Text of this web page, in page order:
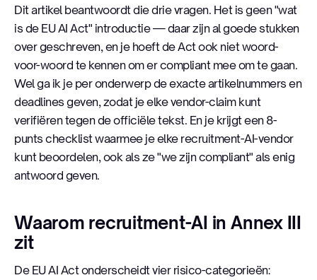
Dit artikel beantwoordt die drie vragen. Het is geen "wat
is de EU AI Act" introductie — daar zijn al goede stukken
over geschreven, en je hoeft de Act ook niet woord-
voor-woord te kennen om er compliant mee om te gaan.
Wel ga ik je per onderwerp de exacte artikelnummers en
deadlines geven, zodat je elke vendor-claim kunt
verifiëren tegen de officiële tekst. En je krijgt een 8-
punts checklist waarmee je elke recruitment-AI-vendor
kunt beoordelen, ook als ze "we zijn compliant" als enig
antwoord geven.
Waarom recruitment-AI in Annex III
zit
De EU AI Act onderscheidt vier risico-categorieën: